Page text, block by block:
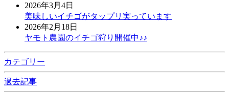
2026年3月4日
美味しいイチゴがタップリ実っています
2026年2月18日
ヤモト農園のイチゴ狩り開催中♪♪
カテゴリー
過去記事